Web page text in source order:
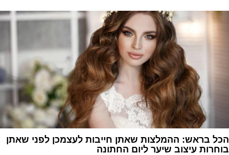
הכל בראש: ההמלצות שאתן חייבות לעצמכן לפני שאתן
בוחרות עיצוב שיער ליום החתונה